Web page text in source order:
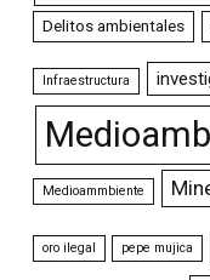
Delitos ambientales
Infraestructura
Medioammbiente
oro ilegal pepe mujica